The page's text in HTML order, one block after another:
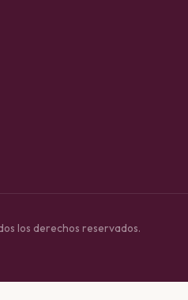
los derechos reservados.